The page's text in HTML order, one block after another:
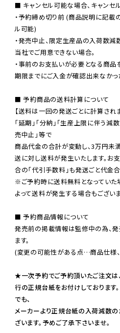
■ キャンセル可能な場合、キャンセ
・予約締め切り前 (商品説明に記載
ル可能)
・発売中止、限定生産品の入荷数
当社でご用意できない場合。
・事前のお支払いが必要となる商品
期限までにご入金が確認出来なかっ
■ 予約商品の送料計算について
【送料は一回の発送ごとに計算され
「延期」「分納」「生産上限に伴う減
売中止」等で
商品代金の合計が変動し、3万円未
送に対し送料が発生いたします。お
※ご予約時に送料無料となっていた
よって送料が発生する場合もござい
■ 予約商品情報について
発売前の掲載情報は監修中の為、
ます。
(変更の可能性がある点…商品仕様、
★一次予約でご予約頂いたご注文は
行の正規台紙をお付けしております
でも、
メーカーより正規台紙の入荷減数
ざいます。予めご了承下さいませ。